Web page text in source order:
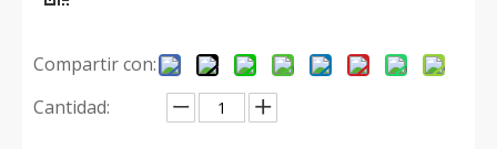
Compartir con:
Cantidad: